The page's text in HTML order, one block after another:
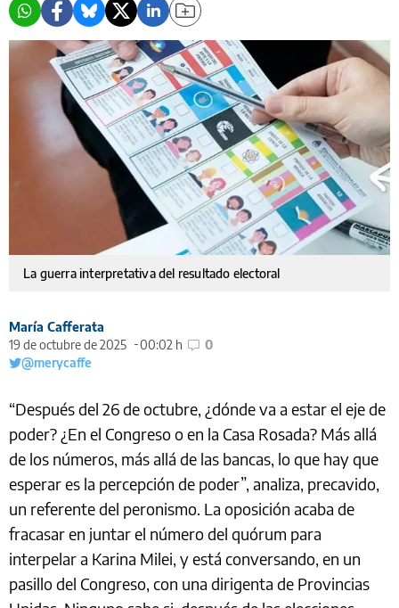
La guerra interpretativa del resultado electoral
María Cafferata
19 de octubre de 2025
00:02 h
0
@merycaffe
“Después del 26 de octubre, ¿dónde va a estar el eje de
poder? ¿En el Congreso o en la Casa Rosada? Más allá
de los números, más allá de las bancas, lo que hay que
esperar es la percepción de poder”, analiza, precavido,
un referente del peronismo. La oposición acaba de
fracasar en juntar el número del quórum para
interpelar a Karina Milei, y está conversando, en un
pasillo del Congreso, con una dirigenta de Provincias